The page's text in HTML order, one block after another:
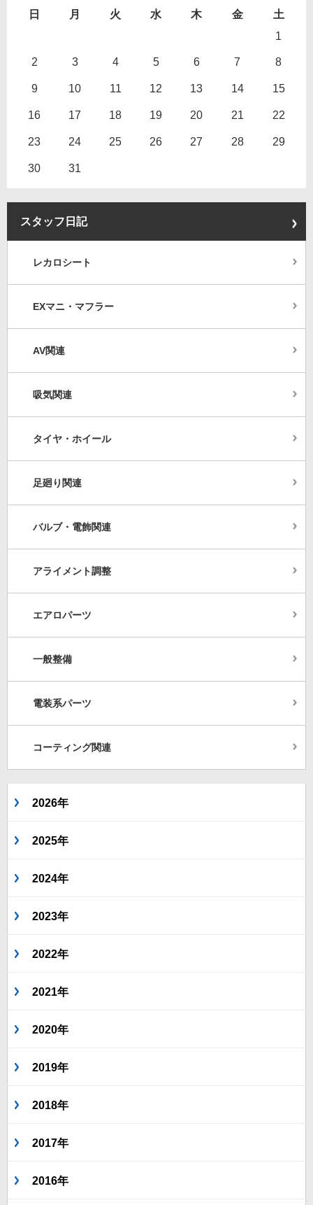
日 月 火 水 木 金
土
1
2 3 4 5 6 7 8
9 10 11 12 13 14 15
16 17 18 19 20 21 22
23 24 25 26 27 28 29
30 31
スタッフ日記
レカロシート
EXマニ・マフラー
AV関連
吸気関連
タイヤ・ホイール
足廻り関連
バルブ・電飾関連
アライメント調整
エアロパーツ
一般整備
電装系パーツ
コーティング関連
2026年
2025年
2024年
2023年
2022年
2021年
2020年
2019年
2018年
2017年
2016年